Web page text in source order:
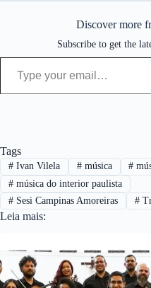
Discover more
Subscribe to get the
Type your email…
Tags
#Ivan Vilela #música #
#música do interior paulista
#Sesi Campinas Amoreiras #
Leia mais: